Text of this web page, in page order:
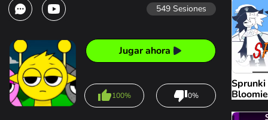
549 Sesiones
Jugar ahora
100% 0%
Sprunki